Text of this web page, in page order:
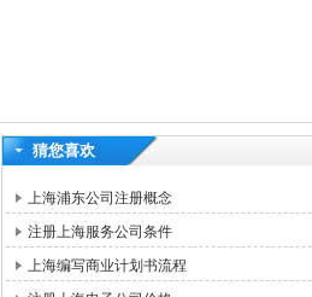
猜您喜欢
上海浦东公司注册概念
注册上海服务公司条件
上海编写商业计划书流程